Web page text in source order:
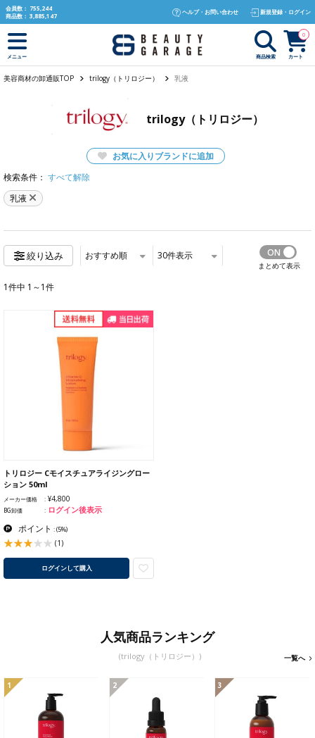
text.skipToContent
text.skipToNavigation
会員数： 755,244
商品数： 3,885,147
ヘルプ・お問い合わせ 新規登録・ログイン
メニュー 商品検索 カート
0
美容商材の卸通販TOP trilogy（トリロジー） 乳液
trilogy（トリロジー）
お気に入りブランドに追加
検索条件： すべて解除
乳液
絞り込み おすすめ順 30件表示
まとめて表示
1件中 1～1件
トリロジー Cモイスチュアライジングロー
ション 50ml
メーカー価格 ¥4,800
BG卸価 ログイン後表示
ポイント :(5%)
(1)
ログインして購入
人気商品ランキング
(trilogy（トリロジー）) 一覧へ
1 2 3